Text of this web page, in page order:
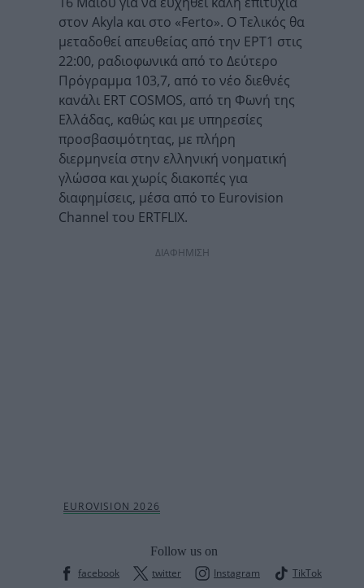
στον Akyla και στο «Ferto». Ο Τελικός θα
μεταδοθεί απευθείας από την ΕΡΤ1 στις
22:00, ραδιοφωνικά από το Δεύτερο
Πρόγραμμα 103,7, από το νέο διεθνές
κανάλι ERT COSMOS, από τη Φωνή της
Ελλάδας, καθώς και με υπηρεσίες
προσβασιμότητας, με πλήρη
διερμηνεία στην ελληνική νοηματική
γλώσσα και χωρίς διακοπές για
διαφημίσεις, μέσα από το Eurovision
Channel του ERTFLIX.
ΔΙΑΦΗΜΙΣΗ
Follow us on
facebook
twitter Instagram TikTok